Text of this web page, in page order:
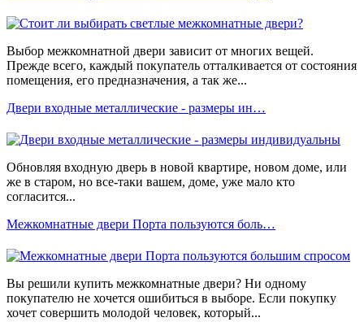
Выбор межкомнатной двери зависит от многих вещей.
Прежде всего, каждый покупатель отталкивается от состояния
помещения, его предназначения, а так же...
Двери входные металлические - размеры ин…
Обновляя входную дверь в новой квартире, новом доме, или
же в старом, но все-таки вашем, доме, уже мало кто
согласится...
Межкомнатные двери Порта пользуются боль…
Вы решили купить межкомнатные двери? Ни одному
покупателю не хочется ошибиться в выборе. Если покупку
хочет совершить молодой человек, который...